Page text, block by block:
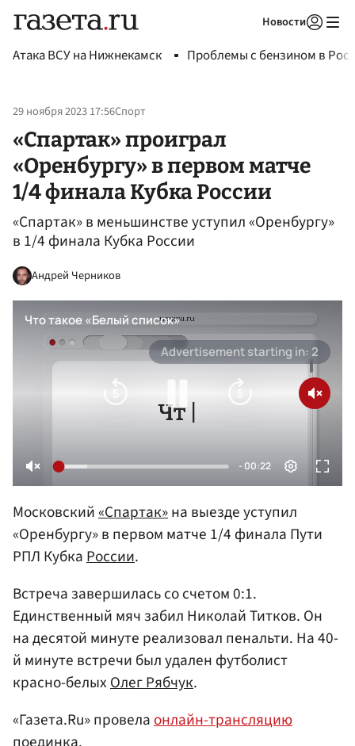
Новости
Атака ВСУ на Нижнекамск Проблемы с бензином в
29 ноября 2023 17:56Спорт
«Спартак» проиграл
«Оренбургу» в первом матче
1/4 финала Кубка России
«Спартак» в меньшинстве уступил «Оренбургу»
в 1/4 финала Кубка России
Андрей Черников
Московский«Спартак»на выезде уступил
«Оренбургу» в первом матче 1/4 финала Пути
РПЛ КубкаРоссии.
Встреча завершилась со счетом 0:1.
Единственный мяч забил Николай Титков. Он
на десятой минуте реализовал пенальти. На 40-
й минуте встречи был удален футболист
красно-белыхОлег Рябчук.
«Газета.Ru» провелаонлайн-трансляцию